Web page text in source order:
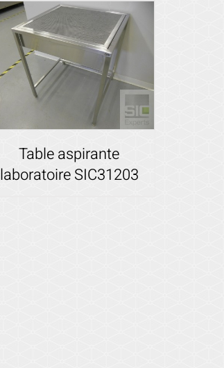
Table aspirante
laboratoire SIC31203